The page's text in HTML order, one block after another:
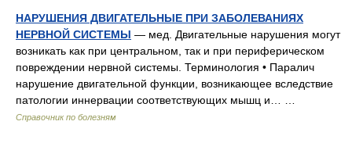
НАРУШЕНИЯ ДВИГАТЕЛЬНЫЕ ПРИ ЗАБОЛЕВАНИЯХ
НЕРВНОЙ СИСТЕМЫ — мед. Двигательные нарушения могут
возникать как при центральном, так и при периферическом
повреждении нервной системы. Терминология • Паралич
нарушение двигательной функции, возникающее вследствие
патологии иннервации соответствующих мышц и… …
Справочник по болезням